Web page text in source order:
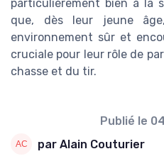
particulièrement bien à la
que, dès leur jeune
environnement sûr et
cruciale pour leur rôle de
chasse et du tir.
Publié le
par Alain Couturier